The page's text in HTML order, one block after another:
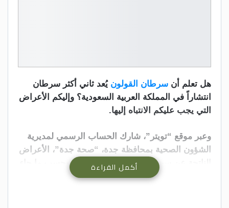
هل تعلم أن سرطان القولون يُعد ثاني أكثر سرطان
انتشاراً في المملكة العربية السعودية؟ وإليكم الأعراض
التي يجب عليكم الانتباه إليها.
وعبر موقع “تويتر”، شارك الحساب الرسمي لمديرية
الشؤون الصحية بمحافظة جدة، “صحة جدة”، الأعراض
الناتجة عن سرطان القولون والمستقيم، بحسب ما جاء
في موقع سي ان ان العربية.
أكمل القراءة